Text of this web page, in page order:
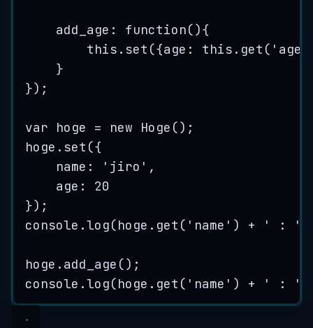
add_age : function(){
this . set ({age : this . get ( ' age
}
});
var hoge = new Hoge ();
hoge . set ({
name:
' jiro ' ,
age: 20
});
console .log(hoge . get ( ' name ' ) + ' : '
hoge . add_age ();
console .log(hoge . get ( ' name ' ) + ' : '